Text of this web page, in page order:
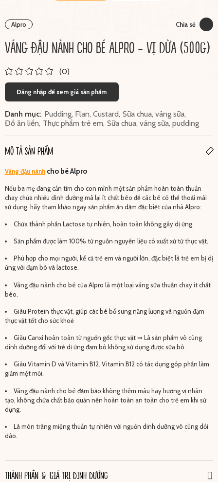
Alpro Chia sẻ
VÁNG ĐẬU NÀNH CHO BÉ ALPRO - VỊ DỪA (500G)
(0)
Đăng nhập để xem giá sản phẩm
Danh mục: Pudding, Flan, Custard, Sữa chua, váng sữa,
Đồ ăn liền, Thực phẩm trẻ em, Sữa chua, váng sữa, pudding
MÔ TẢ SẢN PHẨM
Váng đậu nànhcho bé Alpro
Nếu ba mẹ đang cần tìm cho con mình một sản phẩm hoàn toàn thuần
chay chứa nhiều dinh dưỡng mà lại ít chất béo để các bé có thể thoải mái
sử dụng, hãy tham khảo ngay sản phẩm ăn dặm đặc biệt của nhà Alpro:
Chứa thành phần Lactose tự nhiên, hoàn toàn không gây dị ứng.
Sản phẩm được làm 100% từ nguồn nguyên liệu có xuất xứ từ thực vật.
Phù hợp cho mọi người, kể cả trẻ em và người lớn, đặc biệt là trẻ em bị dị
ứng với đạm bò và lactose.
Váng đậu nành cho bé của Alpro là một loại váng sữa thuần chay ít chất
béo.
Giàu Protein thực vật, giúp các bé bổ sung năng lượng và nguồn đạm
thực vật tốt cho sức khoẻ
Giàu Canxi hoàn toàn từ nguồn gốc thực vật ⇒ Là sản phẩm vô cùng
dinh dưỡng đối với trẻ dị ứng đạm bò không sử dụng được sữa bò.
Giàu Vitamin D và Vitamin B12. Vitamin B12 có tác dụng góp phần làm
giảm mệt mỏi.
Váng đậu nành cho bé đảm bảo không thêm màu hay hương vị nhân
tạo, không chứa chất bảo quản nên hoàn toàn an toàn cho trẻ em khi sử
dụng.
Là món tráng miệng thuần tự nhiên với nguồn dinh dưỡng vô cùng dồi
dào.
THÀNH PHẦN & GIÁ TRỊ DINH DƯỠNG